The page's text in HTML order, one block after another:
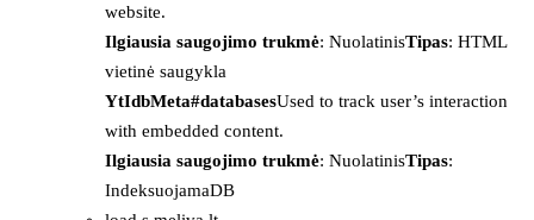
website.
Ilgiausia saugojimo trukmė: NuolatinisTipas: HTML
vietinė saugykla
YtIdbMeta#databasesUsed to track user’s interaction
with embedded content.
Ilgiausia saugojimo trukmė: NuolatinisTipas:
IndeksuojamaDB